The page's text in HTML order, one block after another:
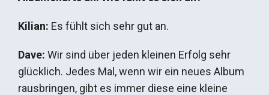
Kilian: Es fühlt sich sehr gut an.
Dave: Wir sind über jeden kleinen Erfolg sehr
glücklich. Jedes Mal, wenn wir ein neues Album
rausbringen, gibt es immer diese eine kleine